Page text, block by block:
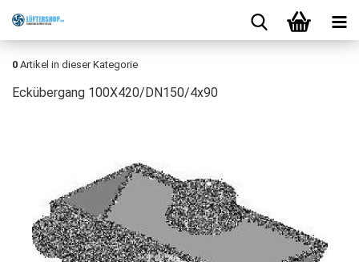
0 Artikel in dieser Kategorie
Eckübergang 100X420/DN150/4x90